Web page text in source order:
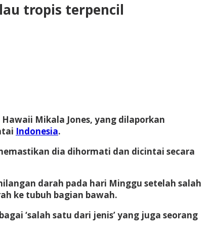
tropis terpencil
Mikala Jones, yang dilaporkan
Indonesia.
dia dihormati dan dicintai secara
darah pada hari Minggu setelah salah
ke tubuh bagian bawah.
‘salah satu dari jenis’ yang juga seorang